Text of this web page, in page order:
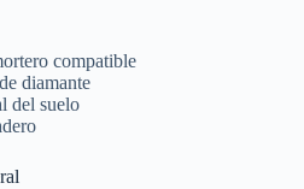
compatible
diamante
del suelo